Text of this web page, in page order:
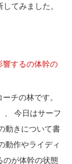
てみました。
響するの体幹の
チの林です。
、 今日はサーフ
動きについて書
動作やライディ
のが体幹の状態